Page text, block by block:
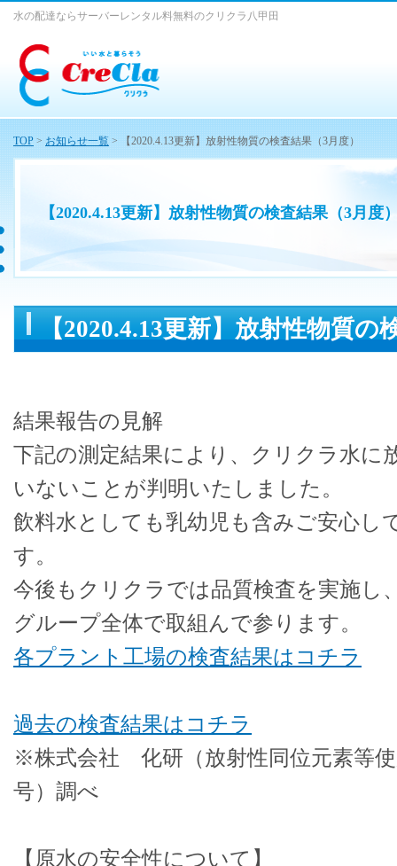
【2020.4.13更新】放射性物質の検査結果（3月度
水の配達ならサーバーレンタル料無料のクリクラ八甲田
【2020.4.13更新】放射性物質の
結果報告の見解
下記の測定結果により、クリクラ水に
いないことが判明いたしました。
飲料水としても乳幼児も含みご安心し
す。
今後もクリクラでは品質検査を実施し
グループ全体で取組んで参ります。
各プラント工場の検査結果はコチラ
過去の検査結果はコチラ
※株式会社 化研（放射性同位元素等使
号）調べ
【原水の安全性について】
TOP > お知らせ一覧 > 【2020.4.13更新】放射性物質の検査結果（3月度）